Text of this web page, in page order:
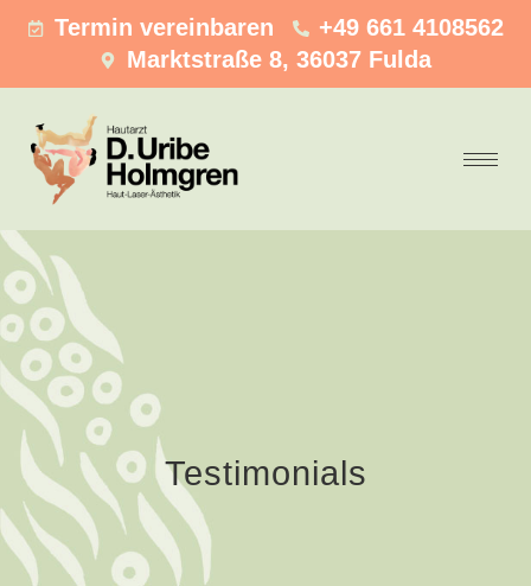
Termin vereinbaren
+49 661 4108562
Marktstraße 8, 36037 Fulda
Testimonials